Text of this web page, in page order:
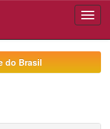
do Brasil